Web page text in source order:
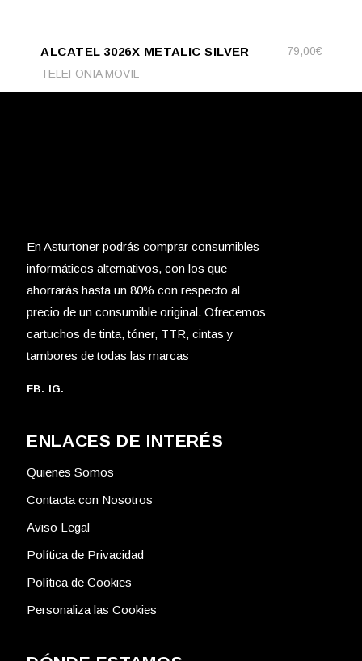
CART
ALCATEL 3026X METALIC SILVER 79,00€
TELEFONIA MOVIL
En Asturtoner podrás comprar consumibles
informáticos alternativos, con los que
ahorrarás hasta un 80% con respecto al
precio de un consumible original. Ofrecemos
cartuchos de tinta, tóner, TTR, cintas y
tambores de todas las marcas
FB. IG.
ENLACES DE INTERÉS
Quienes Somos
Contacta con Nosotros
Aviso Legal
Política de Privacidad
Política de Cookies
Personaliza las Cookies